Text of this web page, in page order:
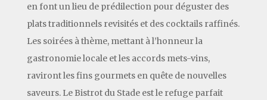
en font un lieu de prédilection pour déguster des
plats traditionnels revisités et des cocktails raffinés.
Les soirées à thème, mettant à l’honneur la
gastronomie locale et les accords mets-vins,
raviront les fins gourmets en quête de nouvelles
saveurs. Le Bistrot du Stade est le refuge parfait